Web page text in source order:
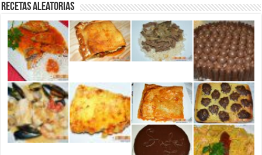
Recetas aleatorias